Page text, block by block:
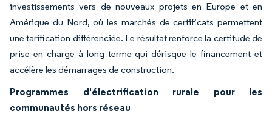
investissements vers de nouveaux projets en Europe et en
Amérique du Nord, où les marchés de certificats permettent
une tarification différenciée. Le résultat renforce la certitude de
prise en charge à long terme qui dérisque le financement et
accélère les démarrages de construction.
Programmes d'électrification rurale pour les
communautés hors réseau